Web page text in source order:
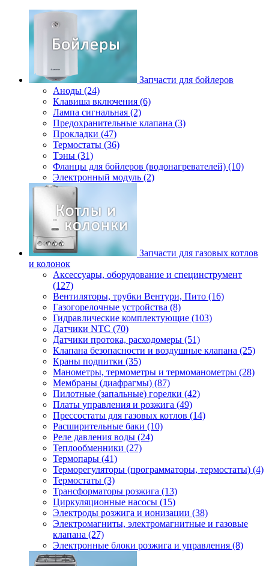
Запчасти для бойлеров
Аноды (24)
Клавиша включения (6)
Лампа сигнальная (2)
Предохранительные клапана (3)
Прокладки (47)
Термостаты (36)
Тэны (31)
Фланцы для бойлеров (водонагревателей) (10)
Электронный модуль (2)
Запчасти для газовых котлов
и колонок
Аксессуары, оборудование и специнструмент
(127)
Вентиляторы, трубки Вентури, Пито (16)
Газогорелочные устройства (8)
Гидравлические комплектующие (103)
Датчики NTC (70)
Датчики протока, расходомеры (51)
Клапана безопасности и воздушные клапана (25)
Краны подпитки (35)
Манометры, термометры и термоманометры (28)
Мембраны (диафрагмы) (87)
Пилотные (запальные) горелки (42)
Платы управления и розжига (49)
Прессостаты для газовых котлов (14)
Расширительные баки (10)
Реле давления воды (24)
Теплообменники (27)
Термопары (41)
Терморегуляторы (программаторы, термостаты) (4)
Термостаты (3)
Трансформаторы розжига (13)
Циркуляционные насосы (15)
Электроды розжига и ионизации (38)
Электромагниты, электромагнитные и газовые
клапана (27)
Электронные блоки розжига и управления (8)